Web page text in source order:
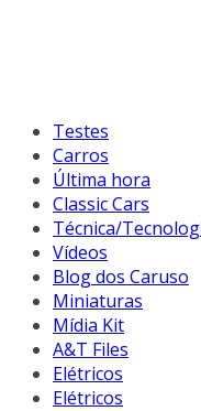
Testes
Carros
Última hora
Classic Cars
Técnica/
Vídeos
Blog dos Caruso
Miniaturas
Mídia Kit
A&T Files
Elétricos
Elétricos